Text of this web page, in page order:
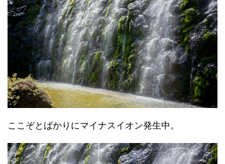
ここぞとばかりにマイナスイオン発生中。